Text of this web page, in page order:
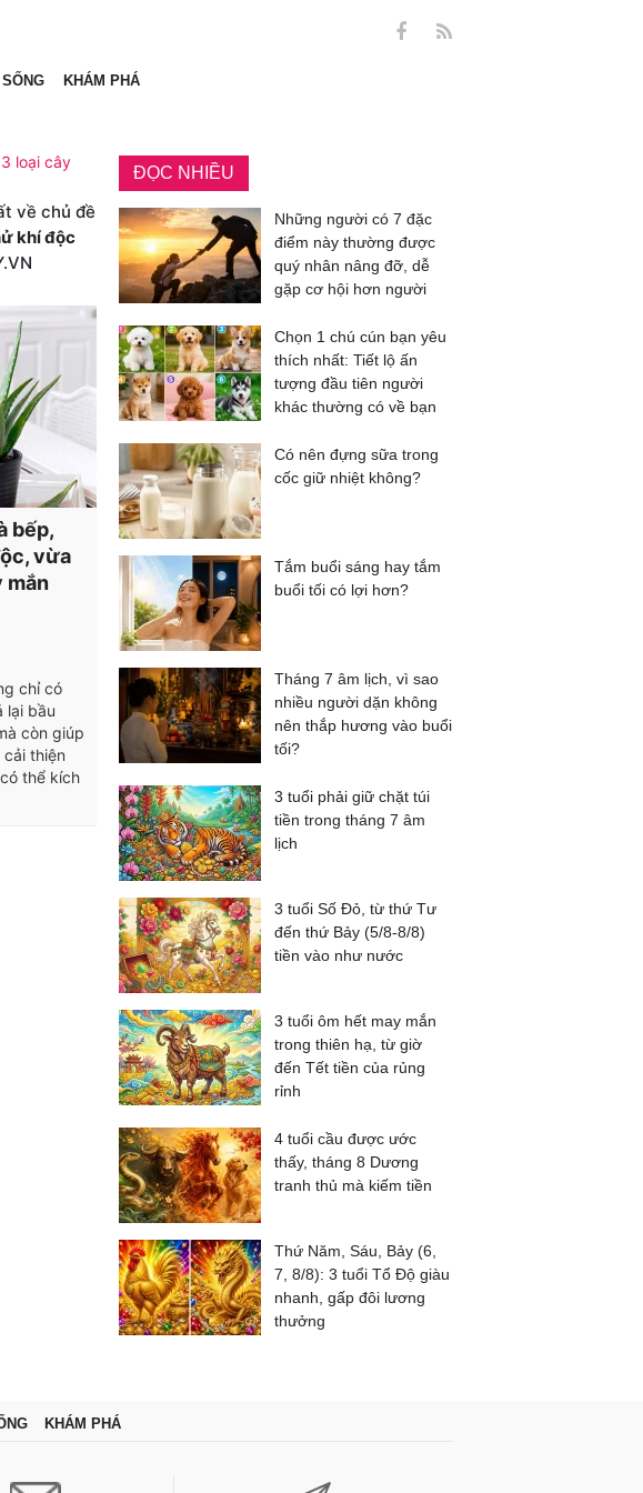
KHÁM PHÁ
loại cây
về chủ đề
khí độc
bếp,
vừa
mắn
chỉ có
lại bầu
còn giúp
thiện
thể kích
ĐỌC NHIỀU
Những người có 7 đặc
điểm này thường được
quý nhân nâng đỡ, dễ
gặp cơ hội hơn người
Chọn 1 chú cún bạn yêu
thích nhất: Tiết lộ ấn
tượng đầu tiên người
khác thường có về bạn
Có nên đựng sữa trong
cốc giữ nhiệt không?
Tắm buổi sáng hay tắm
buổi tối có lợi hơn?
Tháng 7 âm lịch, vì sao
nhiều người dặn không
nên thắp hương vào buổi
tối?
3 tuổi phải giữ chặt túi
tiền trong tháng 7 âm
lịch
3 tuổi Số Đỏ, từ thứ Tư
đến thứ Bảy (5/8-8/8)
tiền vào như nước
3 tuổi ôm hết may mắn
trong thiên hạ, từ giờ
đến Tết tiền của rủng
rỉnh
4 tuổi cầu được ước
thấy, tháng 8 Dương
tranh thủ mà kiếm tiền
Thứ Năm, Sáu, Bảy (6,
7, 8/8): 3 tuổi Tổ Độ giàu
nhanh, gấp đôi lương
thưởng
KHÁM PHÁ